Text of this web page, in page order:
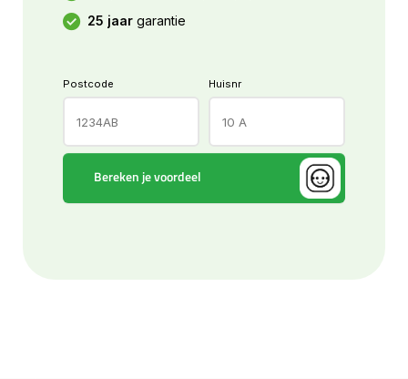
25 jaar garantie
Postcode Huisnr